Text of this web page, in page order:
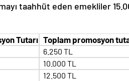
taahhüt eden emekliler
Tutarı Toplam promosyon
6.250 TL
10.000 TL
12.500 TL